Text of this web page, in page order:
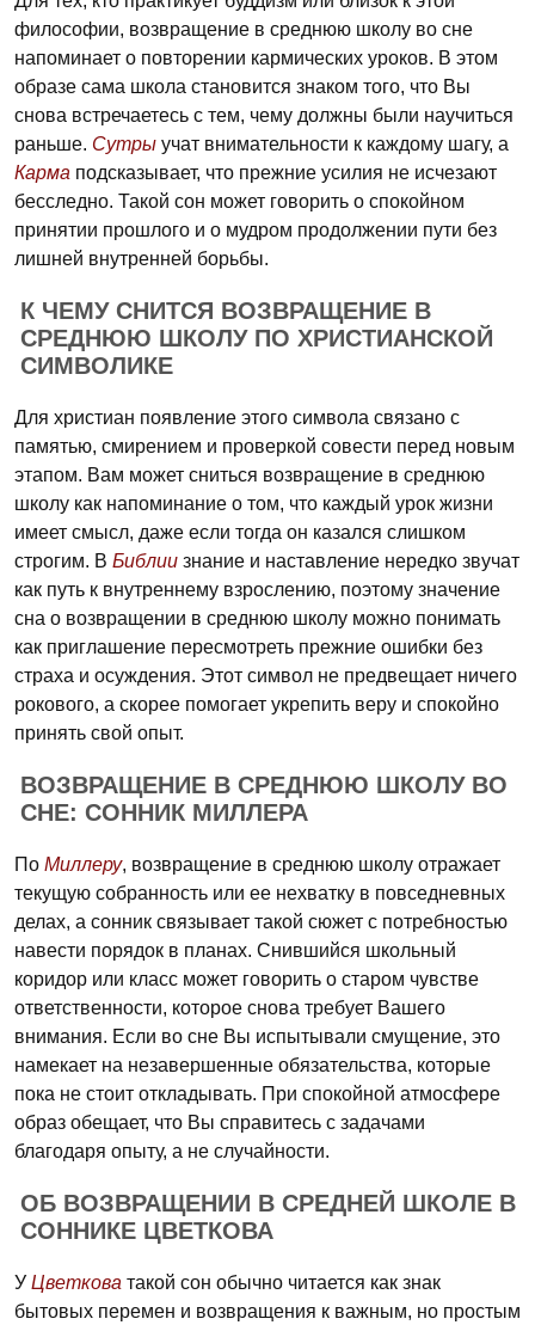
философии, возвращение в среднюю школу во сне
напоминает о повторении кармических уроков. В этом
образе сама школа становится знаком того, что Вы
снова встречаетесь с тем, чему должны были научиться
раньше. Сутры учат внимательности к каждому шагу, а
Карма подсказывает, что прежние усилия не исчезают
бесследно. Такой сон может говорить о спокойном
принятии прошлого и о мудром продолжении пути без
лишней внутренней борьбы.
К ЧЕМУ СНИТСЯ ВОЗВРАЩЕНИЕ В
СРЕДНЮЮ ШКОЛУ ПО ХРИСТИАНСКОЙ
СИМВОЛИКЕ
Для христиан появление этого символа связано с
памятью, смирением и проверкой совести перед новым
этапом. Вам может сниться возвращение в среднюю
школу как напоминание о том, что каждый урок жизни
имеет смысл, даже если тогда он казался слишком
строгим. В Библии знание и наставление нередко звучат
как путь к внутреннему взрослению, поэтому значение
сна о возвращении в среднюю школу можно понимать
как приглашение пересмотреть прежние ошибки без
страха и осуждения. Этот символ не предвещает ничего
рокового, а скорее помогает укрепить веру и спокойно
принять свой опыт.
ВОЗВРАЩЕНИЕ В СРЕДНЮЮ ШКОЛУ ВО
СНЕ: СОННИК МИЛЛЕРА
По Миллеру, возвращение в среднюю школу отражает
текущую собранность или ее нехватку в повседневных
делах, а сонник связывает такой сюжет с потребностью
навести порядок в планах. Снившийся школьный
коридор или класс может говорить о старом чувстве
ответственности, которое снова требует Вашего
внимания. Если во сне Вы испытывали смущение, это
намекает на незавершенные обязательства, которые
пока не стоит откладывать. При спокойной атмосфере
образ обещает, что Вы справитесь с задачами
благодаря опыту, а не случайности.
ОБ ВОЗВРАЩЕНИИ В СРЕДНЕЙ ШКОЛЕ В
СОННИКЕ ЦВЕТКОВА
У Цветкова такой сон обычно читается как знак
бытовых перемен и возвращения к важным, но простым